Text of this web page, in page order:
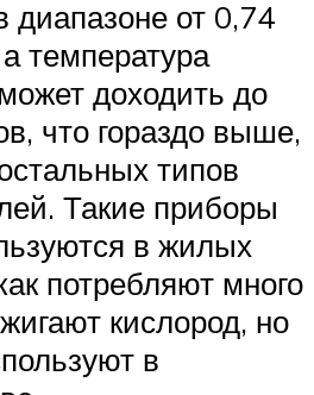
диапазоне от 0,74
температура
доходить до
что гораздо выше,
типов
Такие приборы
в жилых
потребляют много
кислород, но
в